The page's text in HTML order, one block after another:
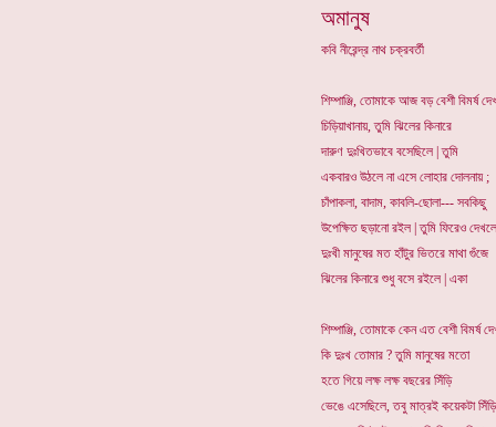
অমানুষ
কবি নীরেন্দ্র নাথ চক্রবর্তী
শিম্পাঞ্জি, তোমাকে আজ বড় বেশী বিমর্ষ
চিড়িয়াখানায়, তুমি ঝিলের কিনারে
দারুণ দুঃখিতভাবে বসেছিলে | তুমি
একবারও উঠলে না এসে লোহার দোলনায় ;
চাঁপাকলা, বাদাম, কাবলি-ছোলা--- সবকিছু
উপেক্ষিত ছড়ানো রইল | তুমি ফিরেও
দুঃখী মানুষের মত হাঁটুর ভিতরে মাথা গুঁজে
ঝিলের কিনারে শুধু বসে রইলে | একা
শিম্পাঞ্জি, তোমাকে কেন এত বেশী বিমর্ষ
কি দুঃখ তোমার ? তুমি মানুষের মতো
হতে গিয়ে লক্ষ লক্ষ বছরের সিঁড়ি
ভেঙে এসেছিলে, তবু মাত্রই কয়েকটা